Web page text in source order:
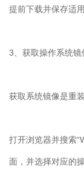
提前下载并保存适
3、获取操作系统镜
获取系统镜像是重
打开浏览器并搜索
面，并选择对应的